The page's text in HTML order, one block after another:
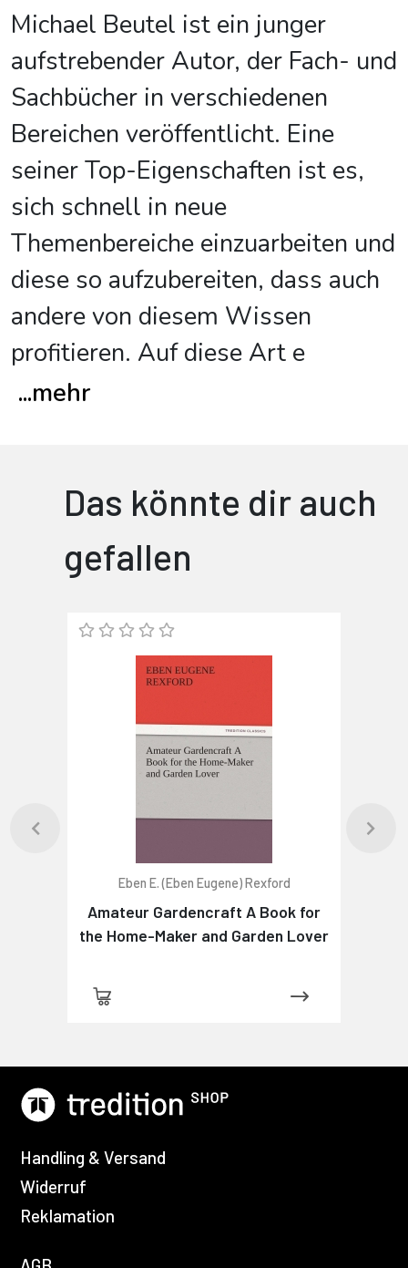
Michael Beutel ist ein junger
aufstrebender Autor, der Fach- und
Sachbücher in verschiedenen
Bereichen veröffentlicht. Eine
seiner Top-Eigenschaften ist es,
sich schnell in neue
Themenbereiche einzuarbeiten und
diese so aufzubereiten, dass auch
andere von diesem Wissen
profitieren. Auf diese Art e
...mehr
Das könnte dir auch
gefallen
Eben E. (Eben Eugene) Rexford
Amateur Gardencraft A Book for
the Home-Maker and Garden Lover
Handling & Versand
Widerruf
Reklamation